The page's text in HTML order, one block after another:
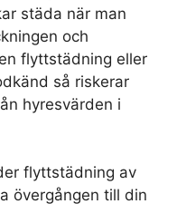
städa när man
och
flyttstädning eller
så riskerar
hyresvärden i
flyttstädning av
övergången till din